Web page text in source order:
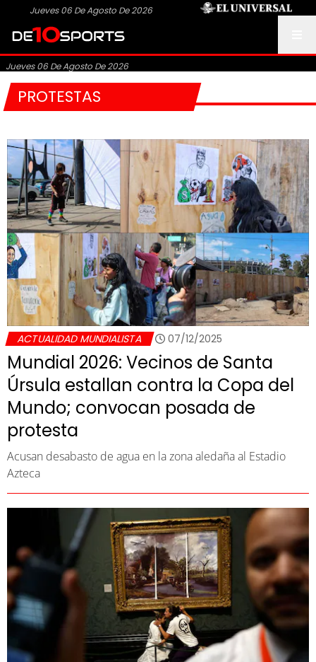
Jueves 06 De Agosto De 2026
Jueves 06 De Agosto De 2026
PROTESTAS
ACTUALIDAD MUNDIALISTA 07/12/2025
Mundial 2026: Vecinos de Santa
Úrsula estallan contra la Copa del
Mundo; convocan posada de
protesta
Acusan desabasto de agua en la zona aledaña al Estadio
Azteca